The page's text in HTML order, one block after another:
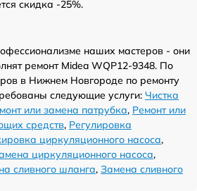
скидка -25%.
наших мастеров - они
ремонт Midea WQP12-9348. По
в Нижнем Новгороде по ремонту
следующие услуги: Чистка
или замена патрубка, Ремонт или
средств, Регулировка
циркуляционного насоса,
циркуляционного насоса,
сливного шланга, Замена сливного